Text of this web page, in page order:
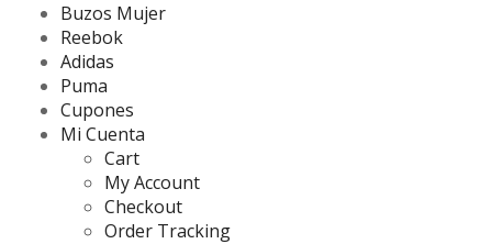
Buzos Mujer
Reebok
Adidas
Puma
Cupones
Mi Cuenta
Cart
My Account
Checkout
Order Tracking